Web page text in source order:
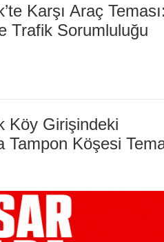
Karşı Araç Teması:
Trafik Sorumluluğu
Köy Girişindeki
Tampon Köşesi